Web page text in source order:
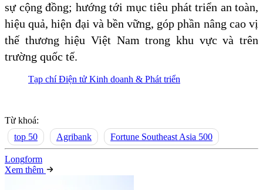
sự cộng đồng; hướng tới mục tiêu phát triển an toàn,
hiệu quả, hiện đại và bền vững, góp phần nâng cao vị
thế thương hiệu Việt Nam trong khu vực và trên
trường quốc tế.
Tạp chí Điện tử Kinh doanh & Phát triển
Từ khoá:
top 50
Agribank Fortune Southeast Asia 500
Longform
Xem thêm